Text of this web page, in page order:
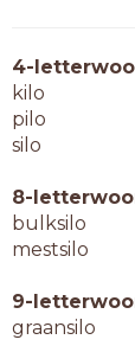
4-
kilo
pilo
silo
8-
bulksilo
mestsilo
9-
graansilo